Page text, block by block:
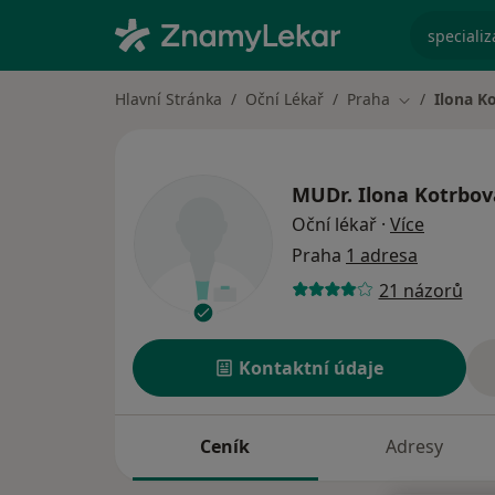
Hlavní Stránka Oční Lékař Praha Změna města
Ilona
MUDr. Ilona
Oční lékař · Více
Praha 1 adresa
21 názorů
Kontaktní údaje
Ceník Adresy